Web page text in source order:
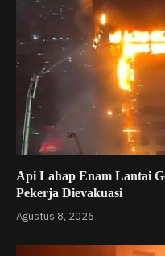
Api Lahap Enam Lantai
Pekerja Dievakuasi
Agustus 8, 2026